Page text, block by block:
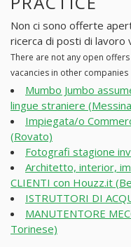
Non ci sono offerte
ricerca di posti di lavoro
There are not any open offers
vacancies in other companies
Mumbo Jumbo
lingue straniere
Impiegata/o
(Rovato)
Fotografi stagione
Architetto, interior,
CLIENTI con Houzz.it
ISTRUTTORI DI
MANUTENTORE
Torinese)